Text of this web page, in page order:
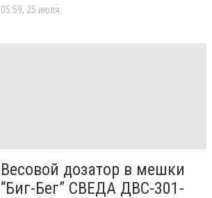
05:59, 25 июля
Весовой дозатор в мешки
“Биг-Бег” СВЕДА ДВС-301-